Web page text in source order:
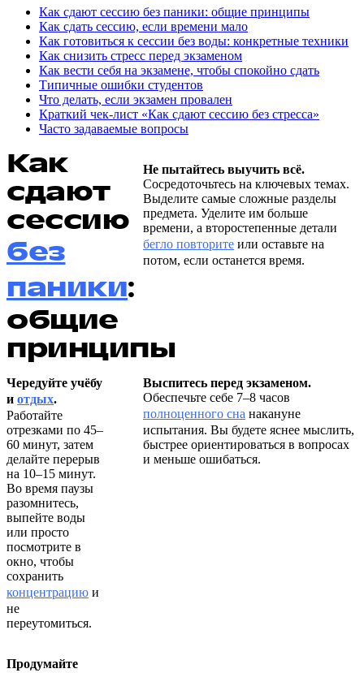
Как сдают сессию без паники: общие принципы
Как сдать сессию, если времени мало
Как готовиться к сессии без воды: конкретные техники
Как снизить стресс перед экзаменом
Как вести себя на экзамене, чтобы спокойно сдать
Типичные ошибки студентов
Что делать, если экзамен провален
Краткий чек-лист «Как сдают сессию без стресса»
Часто задаваемые вопросы
Как
сдают
сессию
без
паники:
общие
принципы
Не пытайтесь выучить всё.
Сосредоточьтесь на ключевых темах.
Выделите самые сложные разделы
предмета. Уделите им больше
времени, а второстепенные детали
бегло повторите или оставьте на
потом, если останется время.
Чередуйте учёбу
и отдых.
Работайте
отрезками по 45–
60 минут, затем
делайте перерыв
на 10–15 минут.
Во время паузы
разомнитесь,
выпейте воды
или просто
посмотрите в
окно, чтобы
сохранить
концентрацию и
не
переутомиться.
Выспитесь перед экзаменом.
Обеспечьте себе 7–8 часов
полноценного сна накануне
испытания. Вы будете яснее мыслить,
быстрее ориентироваться в вопросах
и меньше ошибаться.
Продумайте